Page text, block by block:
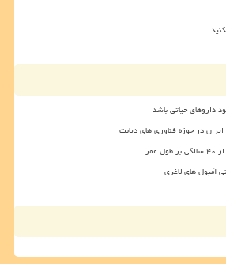
داروهای حیاتی باشد
در حوزه فناوری های دیابت
آمپول های لاغری